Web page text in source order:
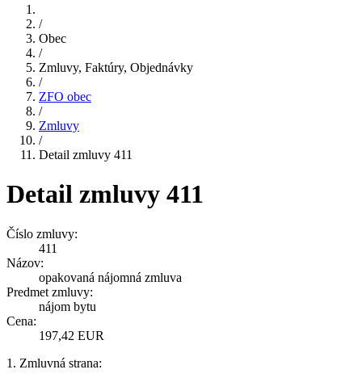
/
Obec
/
Zmluvy, Faktúry, Objednávky
/
ZFO obec
/
Zmluvy
/
Detail zmluvy 411
Detail zmluvy 411
Číslo zmluvy:
411
Názov:
opakovaná nájomná zmluva
Predmet zmluvy:
nájom bytu
Cena:
197,42 EUR
1. Zmluvná strana: